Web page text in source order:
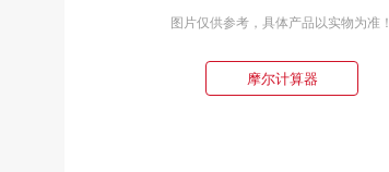
图片仅供参考，具体产品以实物为准！
摩尔计算器